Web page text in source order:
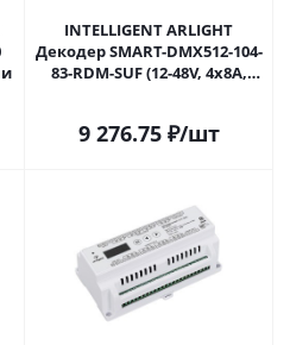
INTELLIGENT ARLIGHT
Декодер SMART-DMX512-104-
83-RDM-SUF (12-48V, 4x8A,
Сочи
9 276.75₽/шт